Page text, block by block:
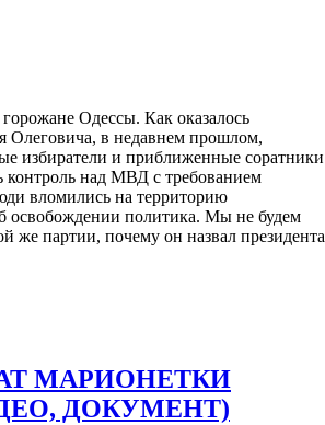
Одессы. Как оказалось
Олеговича, в недавнем прошлом,
избиратели и приближенные соратники
контроль над МВД с требованием
вломились на территорию
освобождении политика. Мы не будем
же партии, почему он назвал президента
МАРИОНЕТКИ
ДОКУМЕНТ)